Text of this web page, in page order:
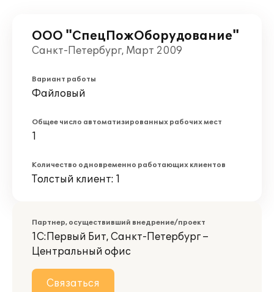
ООО "СпецПожОборудование"
Санкт-Петербург, Март 2009
Вариант работы
Файловый
Общее число автоматизированных рабочих мест
1
Количество одновременно работающих клиентов
Толстый клиент: 1
Партнер, осуществивший внедрение/проект
1С:Первый Бит, Санкт-Петербург –
Центральный офис
Связаться